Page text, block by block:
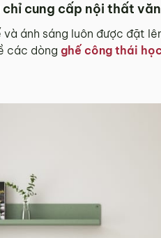
cung cấp nội thất
ánh sáng luôn được đặt
các dòng ghế công thái học